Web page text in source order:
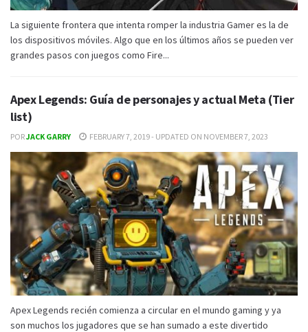
La siguiente frontera que intenta romper la industria Gamer es la de
los dispositivos móviles. Algo que en los últimos años se pueden ver
grandes pasos con juegos como Fire...
Apex Legends: Guía de personajes y actual Meta (Tier
list)
PORJACK GARRY FEBRUARY 7, 2019 - UPDATED ON NOVEMBER 7, 2023
Apex Legends recién comienza a circular en el mundo gaming y ya
son muchos los jugadores que se han sumado a este divertido